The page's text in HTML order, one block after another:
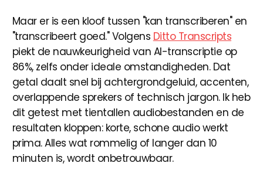
Maar er is een kloof tussen "kan transcriberen" en
"transcribeert goed." Volgens Ditto Transcripts
piekt de nauwkeurigheid van AI-transcriptie op
86%, zelfs onder ideale omstandigheden. Dat
getal daalt snel bij achtergrondgeluid, accenten,
overlappende sprekers of technisch jargon. Ik heb
dit getest met tientallen audiobestanden en de
resultaten kloppen: korte, schone audio werkt
prima. Alles wat rommelig of langer dan 10
minuten is, wordt onbetrouwbaar.